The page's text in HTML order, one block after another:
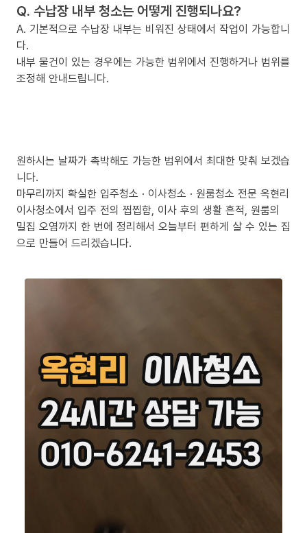
Q. 수납장 내부 청소는 어떻게 진행되나요?
A. 기본적으로 수납장 내부는 비워진 상태에서 작업이 가능합니
다.
내부 물건이 있는 경우에는 가능한 범위에서 진행하거나 범위를
조정해 안내드립니다.
원하시는 날짜가 촉박해도 가능한 범위에서 최대한 맞춰 보겠습
니다.
마무리까지 확실한 입주청소 · 이사청소 · 원룸청소 전문 옥현리
이사청소에서 입주 전의 찝찝함, 이사 후의 생활 흔적, 원룸의
밀집 오염까지 한 번에 정리해서 오늘부터 편하게 살 수 있는 집
으로 만들어 드리겠습니다.